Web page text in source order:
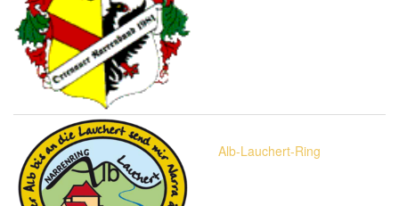
Alb-Lauchert-Ring